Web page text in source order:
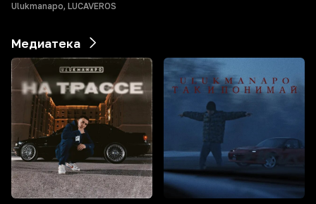
Ulukmanapo, LUCAVEROS
Медиатека